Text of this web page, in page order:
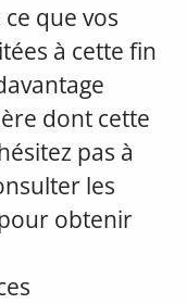
que vos
à cette fin
dont cette
pas à
les
obtenir